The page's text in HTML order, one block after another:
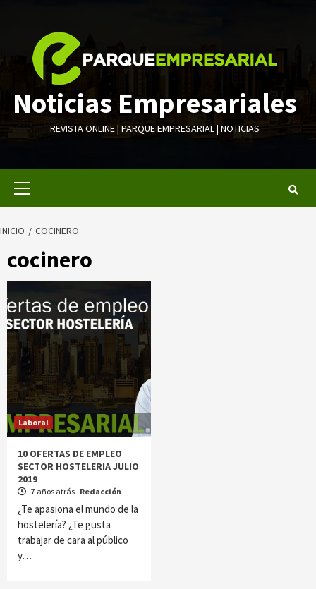
contenido
Noticias Empresariales
REVISTA ONLINE | PARQUE EMPRESARIAL | NOTICIAS
INICIO COCINERO
cocinero
Laboral
10 OFERTAS DE EMPLEO
SECTOR HOSTELERIA JULIO
2019
7 años atrás Redacción
¿Te apasiona el mundo de la
hostelería? ¿Te gusta
trabajar de cara al público
y…